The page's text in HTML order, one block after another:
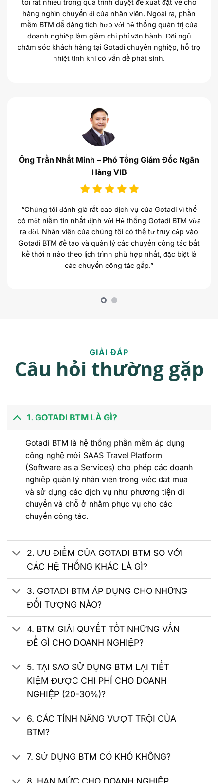
tôi rất nhiều trong quá trình duyệt đề xuất đặt vé cho
hàng nghìn chuyến đi của nhân viên. Ngoài ra, phần
mềm BTM dễ dàng tích hợp với hệ thống quản trị của
doanh nghiệp làm giảm chi phí vận hành. Đội ngũ
chăm sóc khách hàng tại Gotadi chuyên nghiệp, hỗ trợ
nhiệt tình khi có vấn đề phát sinh.
Ông Trần Nhất Minh – Phó Tổng Giám Đốc Ngân
Hàng VIB
“Chúng tôi đánh giá rất cao dịch vụ của Gotadi vì thế
có một niềm tin nhất định với Hệ thống Gotadi BTM vừa
ra đời. Nhân viên của chúng tôi có thể tự truy cập vào
Gotadi BTM để tạo và quản lý các chuyến công tác bất
kể thời n nào theo lịch trình phù hợp nhất, đặc biệt là
các chuyến công tác gấp.”
GIẢI ĐÁP
Câu hỏi thường gặp
1. GOTADI BTM LÀ GÌ?
Gotadi BTM là hệ thống phần mềm áp dụng
công nghệ mới SAAS Travel Platform
(Software as a Services) cho phép các doanh
nghiệp quản lý nhân viên trong việc đặt mua
và sử dụng các dịch vụ như phương tiện di
chuyển và chỗ ở nhằm phục vụ cho các
chuyến công tác.
2. ƯU ĐIỂM CỦA GOTADI BTM SO VỚI
CÁC HỆ THỐNG KHÁC LÀ GÌ?
3. GOTADI BTM ÁP DỤNG CHO NHỮNG
ĐỐI TƯỢNG NÀO?
4. BTM GIẢI QUYẾT TỐT NHỮNG VẤN
ĐỀ GÌ CHO DOANH NGHIỆP?
5. TẠI SAO SỬ DỤNG BTM LẠI TIẾT
KIỆM ĐƯỢC CHI PHÍ CHO DOANH
NGHIỆP (20-30%)?
6. CÁC TÍNH NĂNG VƯỢT TRỘI CỦA
BTM?
7. SỬ DỤNG BTM CÓ KHÓ KHÔNG?